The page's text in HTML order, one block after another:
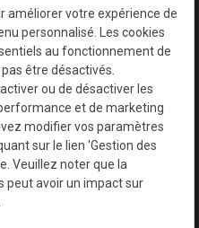
TVA
Intracommunautaire :
BE0749730618
améliorer votre expérience de
personnalisé. Les cookies
au fonctionnement de
être désactivés.
ou de désactiver les
et de marketing
modifier vos paramètres
sur le lien 'Gestion des
Veuillez noter que la
peut avoir un impact sur